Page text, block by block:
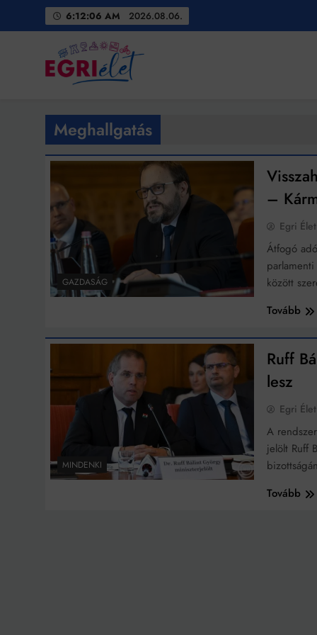
6:12:07 AM 2026.08.06.
Ingatlanpiaci
Egri Élet
Meghallgatás
GAZDASÁG
–
Egri Élet
Átfogó
között
Tovább
MINDENKI
Ruff
lesz
Egri Élet
A
jelölt Ruff
Tovább